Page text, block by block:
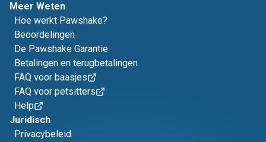
Meer Weten
Hoe werkt Pawshake?
Beoordelingen
De Pawshake Garantie
Betalingen en terugbetalingen
FAQ voor baasjes
FAQ voor petsitters
Help
Juridisch
Privacybeleid